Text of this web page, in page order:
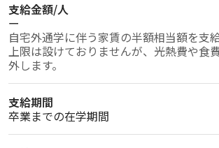
支給金額/人
ー
自宅外通学に伴う家賃の半額相当額を支給
上限は設けておりませんが、光熱費や食
外します。
支給期間
卒業までの在学期間